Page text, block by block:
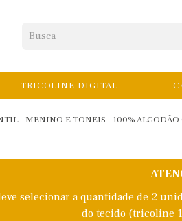
TRICOLINE DIGITAL
- MENINO E TONEIS - 100%
selecionar a quantidade de 2
do tecido (tricoline